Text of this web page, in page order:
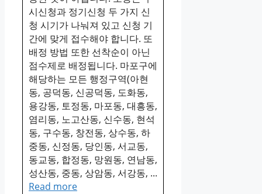
시신청과 정기신청 두 가지 신
청 시기가 나눠져 있고 신청 기
간에 맞게 접수해야 합니다. 또
배정 방법 또한 선착순이 아닌
점수제로 배정됩니다. 마포구에
해당하는 모든 행정구역(아현
동, 공덕동, 신공덕동, 도화동,
용강동, 토정동, 마포동, 대흥동,
염리동, 노고산동, 신수동, 현석
동, 구수동, 창전동, 상수동, 하
중동, 신정동, 당인동, 서교동,
동교동, 합정동, 망원동, 연남동,
성산동, 중동, 상암동, 서강동, ...
Read more